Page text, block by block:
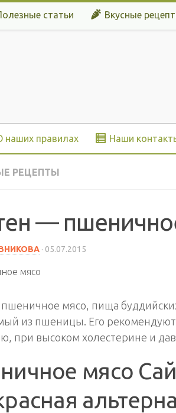
статьи Вкусные
наших правилах Наши
РЕЦЕПТЫ
—
· 05.07.2015
пшеничное мясо, пища
из пшеницы. Его
при высоком холестерине и
мясо